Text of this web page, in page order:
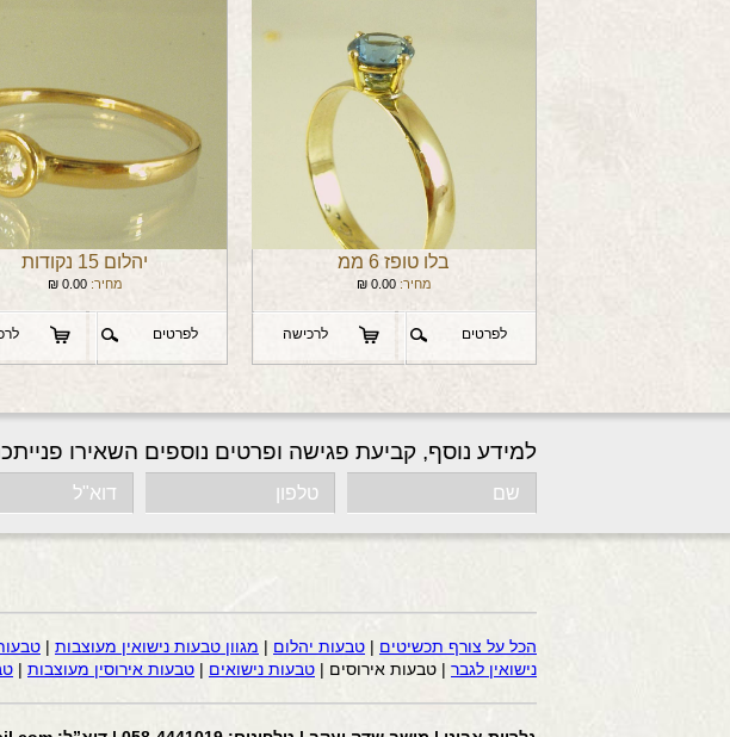
בלו טופז 6 ממ
מחיר: 0.00
₪
לפרטים לרכישה
יהלום 15 נקודות
מחיר: 0.00
₪
לפרטים
למידע נוסף, קביעת פגישה ופרטים נוספים השאירו
הכל על צורף תכשיטים | טבעות יהלום | מגוון טבעות נישואין מעוצבות |
נישואין לגבר | טבעות אירוסים | טבעות נישואים | טבעות אירוסין מעוצבות |